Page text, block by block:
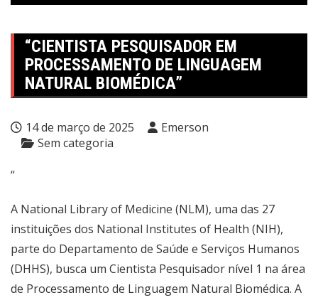
“CIENTISTA PESQUISADOR EM
PROCESSAMENTO DE LINGUAGEM
NATURAL BIOMÉDICA”
14 de março de 2025
Emerson
Sem categoria
“
A National Library of Medicine (NLM), uma das 27
instituições dos National Institutes of Health (NIH),
parte do Departamento de Saúde e Serviços Humanos
(DHHS), busca um Cientista Pesquisador nível 1 na área
de Processamento de Linguagem Natural Biomédica. A